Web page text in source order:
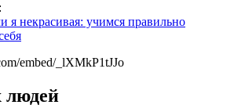
я некрасивая: учимся правильно
embed/_lXMkP1tJJo
людей